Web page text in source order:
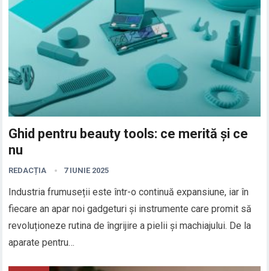
Ghid pentru beauty tools: ce merită și ce
nu
REDACȚIA 7 IUNIE 2025
Industria frumuseții este într-o continuă expansiune, iar în
fiecare an apar noi gadgeturi și instrumente care promit să
revoluționeze rutina de îngrijire a pielii și machiajului. De la
aparate pentru…